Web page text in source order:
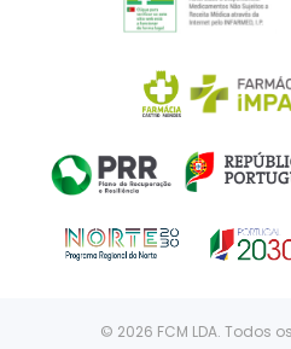
© 2026 FCM LDA. Todos